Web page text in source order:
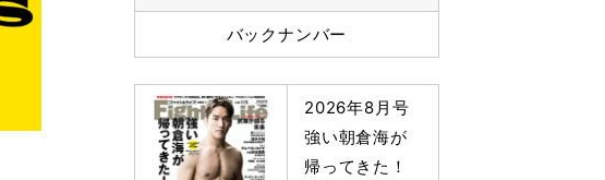
バックナンバー
2026年8月号
強い朝倉海が
帰ってきた！